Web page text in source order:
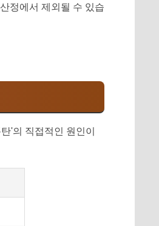
정에서 제외될 수 있습
'의 직접적인 원인이